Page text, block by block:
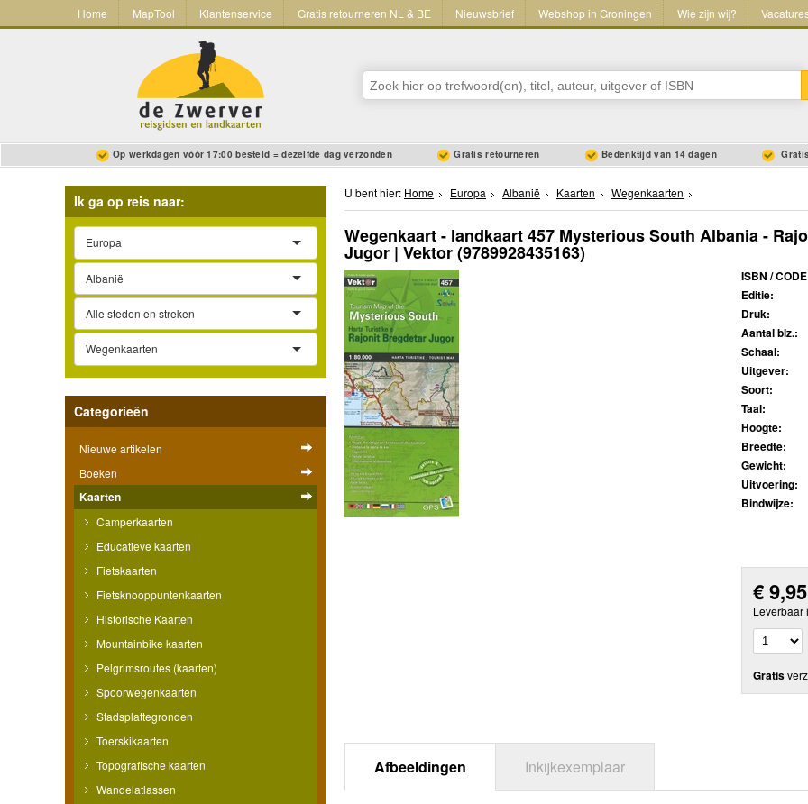
Home MapTool Klantenservice Gratis retourneren NL & BE Nieuwsbrief Webshop in Groningen Wie zijn wij?
Op werkdagen vóór 17:00 besteld = dezelfde dag verzonden Gratis retourneren Bedenktijd van 14 dagen
Ik ga op reis naar:
Europa
Albanië
Alle steden en streken
Wegenkaarten
Categorieën
Nieuwe artikelen
Boeken
Kaarten
Camperkaarten
Educatieve kaarten
Fietskaarten
Fietsknooppuntenkaarten
Historische Kaarten
Mountainbike kaarten
Pelgrimsroutes (kaarten)
Spoorwegenkaarten
Stadsplattegronden
Toerskikaarten
Topografische kaarten
Wandelatlassen
U bent hier: Home Europa Albanië Kaarten Wegenkaarten
Wegenkaart - landkaart 457 Mysterious South Albania -
Jugor | Vektor(9789928435163)
ISBN /
Editie:
Druk:
Aantal blz.:
Schaal:
Uitgever:
Soort:
Taal:
Hoogte:
Breedte:
Gewicht:
Uitvoering:
Bindwijze:
€9,95
Leverbaar
Gratis
Afbeeldingen Inkijkexemplaar